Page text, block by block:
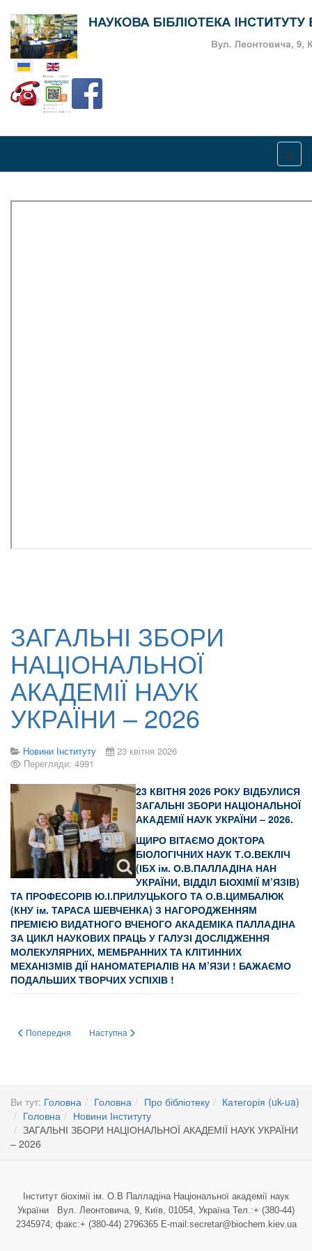
Оберіть свою мову
ЗАГАЛЬНІ ЗБОРИ
НАЦІОНАЛЬНОЇ
АКАДЕМІЇ НАУК
УКРАЇНИ – 2026
Новини Інституту
23 квітня 2026
Перегляди: 4991
23 КВІТНЯ 2026 РОКУ ВІДБУЛИСЯ
ЗАГАЛЬНІ ЗБОРИ НАЦІОНАЛЬНОЇ
АКАДЕМІЇ НАУК УКРАЇНИ – 2026.
ЩИРО ВІТАЄМО ДОКТОРА
БІОЛОГІЧНИХ НАУК Т.О.ВЕКЛІЧ
(ІБХ ім. О.В.ПАЛЛАДІНА НАН
УКРАЇНИ, ВІДДІЛ БІОХІМІЇ М’ЯЗІВ)
ТА ПРОФЕСОРІВ Ю.І.ПРИЛУЦЬКОГО ТА О.В.ЦИМБАЛЮК
(КНУ ім. ТАРАСА ШЕВЧЕНКА) З НАГОРОДЖЕННЯМ
ПРЕМІЄЮ ВИДАТНОГО ВЧЕНОГО АКАДЕМІКА ПАЛЛАДІНА
ЗА ЦИКЛ НАУКОВИХ ПРАЦЬ У ГАЛУЗІ ДОСЛІДЖЕННЯ
МОЛЕКУЛЯРНИХ, МЕМБРАННИХ ТА КЛІТИННИХ
МЕХАНІЗМІВ ДІЇ НАНОМАТЕРІАЛІВ НА М’ЯЗИ ! БАЖАЄМО
ПОДАЛЬШИХ ТВОРЧИХ УСПІХІВ !
Попередня стаття: Project GUARDIANS
Попередня Наступна стаття: Модернізація хроматографічного
Наступна
Ви тут: Головна Головна Про бібліотеку
Категорія (uk-ua)
Головна
Новини Інституту
ЗАГАЛЬНІ ЗБОРИ НАЦІОНАЛЬНОЇ АКАДЕМІЇ НАУК УКРАЇНИ
– 2026
Інститут біохімії ім. О.В Палладіна Національної академії наук
України Вул. Леонтовича, 9, Київ, 01054, Україна Тел.:+ (380-44)
2345974; факс:+ (380-44) 2796365 E-mail:secretar@biochem.kiev.ua